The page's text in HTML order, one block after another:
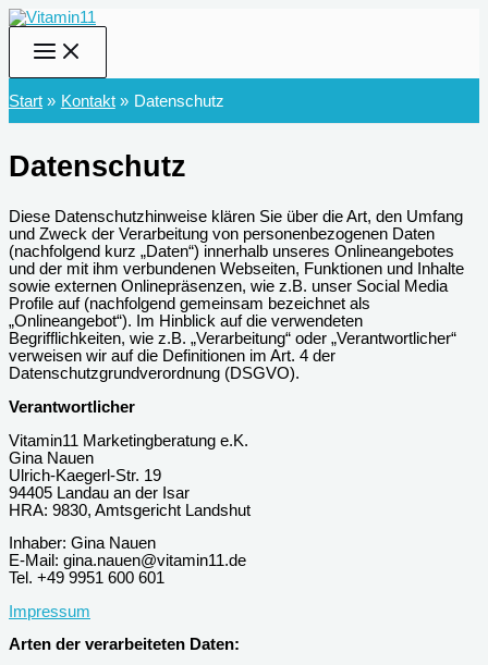
Zum
Inhalt
springen
Start Kontakt Datenschutz
Datenschutz
Diese Datenschutzhinweise klären Sie über die Art, den Umfang
und Zweck der Verarbeitung von personenbezogenen Daten
(nachfolgend kurz „Daten“) innerhalb unseres Onlineangebotes
und der mit ihm verbundenen Webseiten, Funktionen und Inhalte
sowie externen Onlinepräsenzen, wie z.B. unser Social Media
Profile auf (nachfolgend gemeinsam bezeichnet als
„Onlineangebot“). Im Hinblick auf die verwendeten
Begrifflichkeiten, wie z.B. „Verarbeitung“ oder „Verantwortlicher“
verweisen wir auf die Definitionen im Art. 4 der
Datenschutzgrundverordnung (DSGVO).
Verantwortlicher
Vitamin11 Marketingberatung e.K.
Gina Nauen
Ulrich-Kaegerl-Str. 19
94405 Landau an der Isar
HRA: 9830, Amtsgericht Landshut
Inhaber: Gina Nauen
E-Mail: gina.nauen@vitamin11.de
Tel. +49 9951 600 601
Impressum
Arten der verarbeiteten Daten: